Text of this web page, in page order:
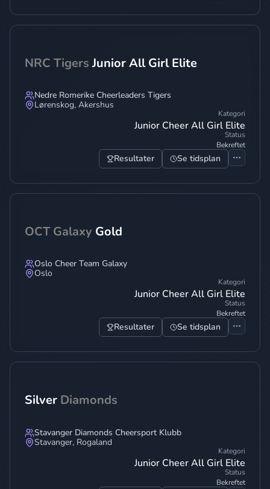
NRC Tigers Junior All Girl Elite
Nedre Romerike Cheerleaders Tigers
Lørenskog, Akershus
Kategori
Junior Cheer All Girl Elite
Status
Bekreftet
Resultater Se tidsplan
OCT Galaxy Gold
Oslo Cheer Team Galaxy
Oslo
Kategori
Junior Cheer All Girl Elite
Status
Bekreftet
Resultater Se tidsplan
Silver Diamonds
Stavanger Diamonds Cheersport Klubb
Stavanger, Rogaland
Kategori
Junior Cheer All Girl Elite
Status
Bekreftet